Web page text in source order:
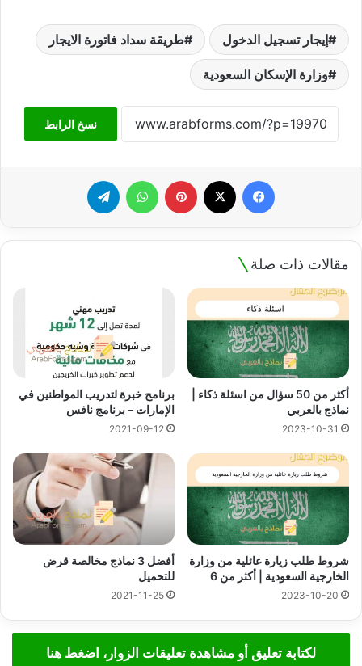
إيجار تسجيل الدخول طريقة سداد فاتورة الايجار
وزارة الإسكان السعودية
نسخ الرابط
فيسبوك بينتيريست واتساب
مقالات ذات صلة
أكثر من 50 سؤال من اسئلة ذكاء |
نماذج بالعربي
2023-10-31
برنامج خبرة لتدريب المواطنين في
الإمارات – برنامج نافس
2021-09-12
شروط طلب زيارة عائلية من وزارة
الخارجية السعودية | أكثر من 6
2023-10-20
أفضل 3 نماذج مخالصة قرض
للتحميل
2021-11-25
لكتابة تعليق أو مشاهدة تعليقات الزوار، اضغط هنا